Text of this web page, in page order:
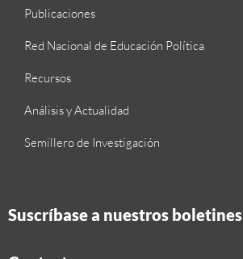
Publicaciones
Red Nacional de Educación Política
Recursos
Análisis y Actualidad
Semillero de Investigación
Suscríbase a nuestros boletines